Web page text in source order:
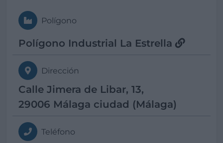
Polígono
Polígono Industrial La Estrella
Dirección
Calle Jimera de Libar, 13,
29006 Málaga ciudad (Málaga)
Teléfono